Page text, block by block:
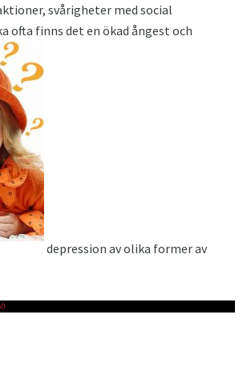
svårigheter med social
ofta finns det en ökad ångest och
depression av olika former av